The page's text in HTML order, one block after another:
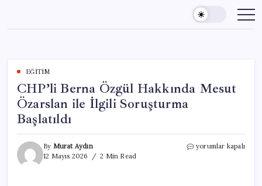
content
EĞITIM
CHP’li Berna Özgül Hakkında Mesut
Özarslan ile İlgili Soruşturma
Başlatıldı
By Murat Aydın
12 Mayıs 2026
2 Min Read
CHP’li
yorumlar kapalı